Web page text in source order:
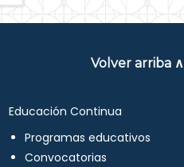
Volver arriba ∧
Educación Continua
Programas educativos
Convocatorias